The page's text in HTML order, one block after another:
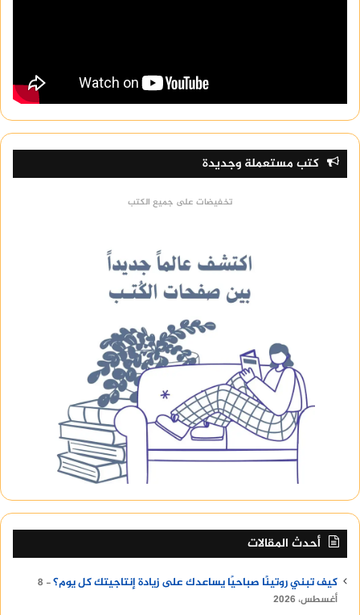
كتب مستعملة وجديدة
تخفيضات على جميع الكتب
أحدث المقالات
كيف تبني روتينًا صباحيًا يساعدك على زيادة إنتاجيتك كل يوم؟
8
أغسطس، 2026